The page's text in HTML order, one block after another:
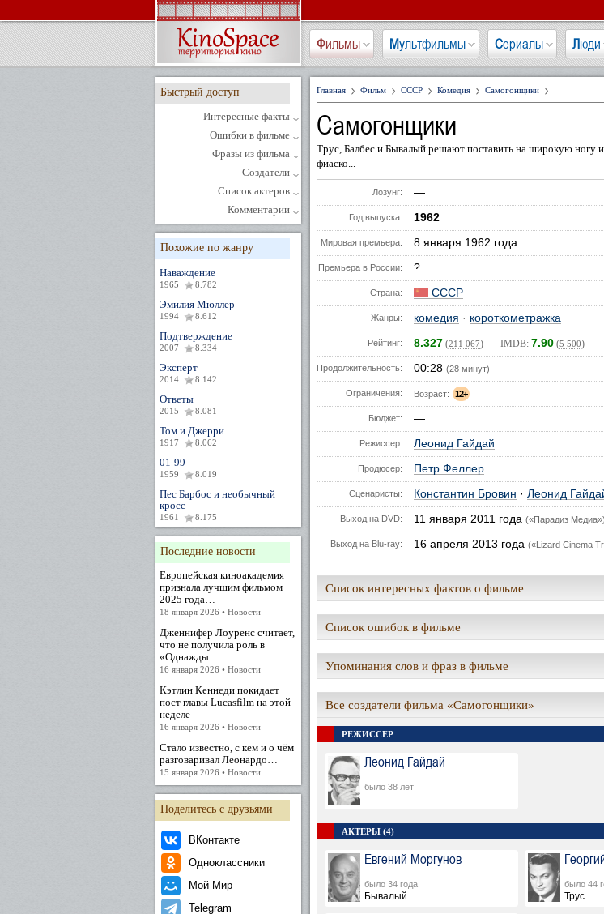
Фильмы Мультфильмы Сериалы Люди
Быстрый доступ
Интересные факты
Ошибки в фильме
Фразы из фильма
Создатели
Список актеров
Комментарии
Похожие по жанру
Наваждение
1965 8.782
Эмилия Мюллер
1994 8.612
Подтверждение
2007 8.334
Эксперт
2014 8.142
Ответы
2015 8.081
Том и Джерри
1917 8.062
01-99
1959 8.019
Пес Барбос и необычный
кросс
1961 8.175
Последние новости
Европейская киноакадемия
признала лучшим фильмом
2025 года…
18 января 2026 • Новости
Дженнифер Лоуренс считает,
что не получила роль в
«Однажды…
16 января 2026 • Новости
Кэтлин Кеннеди покидает
пост главы Lucasfilm на этой
неделе
16 января 2026 • Новости
Стало известно, с кем и о чём
разговаривал Леонардо…
15 января 2026 • Новости
Поделитесь с друзьями
ВКонтакте
Одноклассники
Мой Мир
Telegram
Главная Фильм СССР Комедия Самогонщики
Самогонщики
Трус, Балбес и Бывалый решают поставить на широкую ногу
фиаско...
Лозунг: —
Год выпуска: 1962
Мировая премьера: 8 января 1962 года
Премьера в России: ?
Страна: СССР
Жанры: комедия · короткометражка
Рейтинг: 8.327 (211 067) IMDB: 7.90 (5 500)
Продолжительность: 00:28 (28 минут)
Ограничения: Возраст: 12+
Бюджет: —
Режиссер: Леонид Гайдай
Продюсер: Петр Феллер
Сценаристы: Константин Бровин · Леонид
Выход на DVD: 11 января 2011 года («Парадиз Медиа»)
Выход на Blu-ray: 16 апреля 2013 года («Lizard Cinema
Список интересных фактов о фильме
Список ошибок в фильме
Упоминания слов и фраз в фильме
Все создатели фильма «Самогонщики»
РЕЖИССЕР
Леонид Гайдай
было 38 лет
АКТЕРЫ (4)
Евгений Моргунов
было 34 года
Бывалый
было 44
Трус